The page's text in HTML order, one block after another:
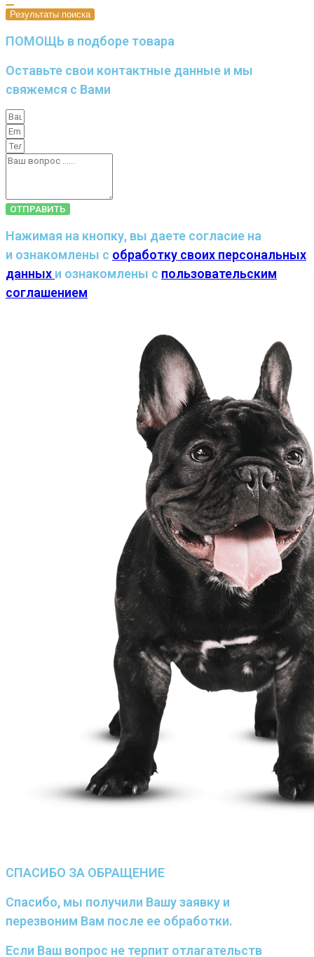
Результаты поиска
ПОМОЩЬ в подборе товара
Оставьте свои контактные данные и мы
свяжемся с Вами
ОТПРАВИТЬ
Нажимая на кнопку, вы даете согласие на
и ознакомлены с обработку своих персональных
данных и ознакомлены с пользовательским
соглашением
СПАСИБО ЗА ОБРАЩЕНИЕ
Спасибо, мы получили Вашу заявку и
перезвоним Вам после ее обработки.
Если Ваш вопрос не терпит отлагательств